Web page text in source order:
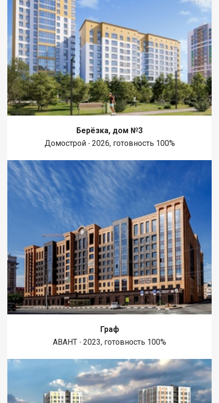
Берёзка, дом №3
Домострой ∙ 2026, готовность 100%
Граф
АВАНТ ∙ 2023, готовность 100%